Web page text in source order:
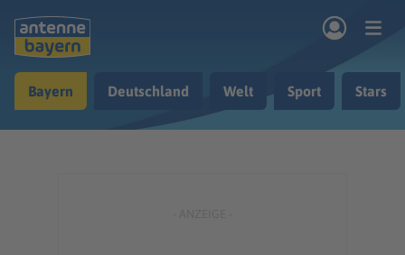
Musik & Radio
Bayern Deutschland Welt Sport Stars